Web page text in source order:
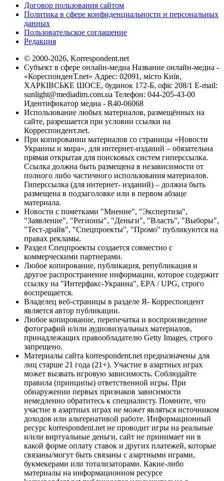
Договор пользования сайтом
Политика в сфере конфиденциальности и персональных
данных
Пользовательское соглашение
Редакция
© 2000-2026, Korrespondent.net
Субъект в сфере онлайн-медиа Название онлайн-медиа -
«КореспонденТ.net» Адрес: 02091, місто Київ,
ХАРКІВСЬКЕ ШОСЕ, будинок 172-Б, офіс 208/1 E-mail:
sunlight@mediadim.com.ua Телефон: 044-205-43-00
Идентификатор медиа - R40-06068
Использование любых материалов, размещённых на
сайте, разрешается при условии ссылки на
Корреспондент.net.
При копировании материалов со страницы «Новости
Украины и мира», для интернет-изданий – обязательна
прямая открытая для поисковых систем гиперссылка.
Ссылка должна быть размещена в независимости от
полного либо частичного использования материалов.
Гиперссылка (для интернет- изданий) – должна быть
размещена в подзаголовке или в первом абзаце
материала.
Новости с пометками "Мнение", "Экспертиза",
"Заявление", "Регионы", "Деньги", "Власть", "Выборы",
"Тест-драйв", "Спецпроекты", "Промо" публикуются на
правах рекламы.
Раздел Спецпроекты создается совместно с
коммерческими партнерами.
Любое копирование, публикация, републикация и
другое распространение информации, которое содержит
ссылку на "Интерфакс-Украина", EPA / UPG, строго
воспрещается.
Владелец веб-страницы в разделе Я- Корреспондент
является автор публикации.
Любое копирование, перепечатка и воспроизведение
фотографий и/или аудиовизуальных материалов,
принадлежащих правообладателю Getty Images, строго
запрещено.
Материалы сайта korrespondent.net предназначены для
лиц старше 21 года (21+). Участие в азартных играх
может вызвать игровую зависимость. Соблюдайте
правила (принципы) ответственной игры. При
обнаружении первых признаков зависимости
немедленно обратитесь к специалисту. Помните, что
участие в азартных играх не может являться источником
доходов или альтернативой работе. Информационный
ресурс korrespondent.net не проводит игры на реальные
и/или виртуальные деньги, сайт не принимает ни в
какой форме оплату ставок и других платежей, которые
связаны/могут быть связаны с азартными играми,
букмекерами или тотализаторами. Какие-либо
материалы на информационном ресурсе